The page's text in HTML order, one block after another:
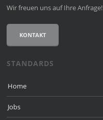
Wir freuen uns auf Ihre Anfrage!
KONTAKT
STANDARDS
Home
Jobs